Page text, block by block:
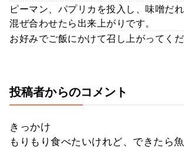
ピーマン、パプリカを投入し、味噌だ
混ぜ合わせたら出来上がりです。
お好みでご飯にかけて召し上がってくだ
投稿者からのコメント
きっかけ
もりもり食べたいけれど、できたら